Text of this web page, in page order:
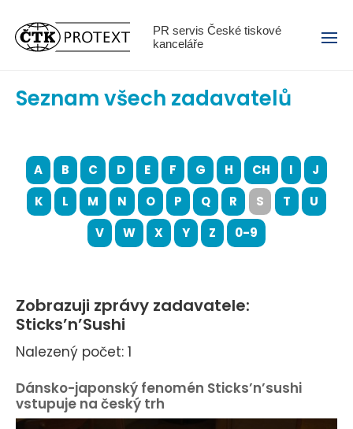
PR servis České tiskové
kanceláře
Menu
Seznam všech zadavatelů
A B C D E F G H CH I
J
K
L M N O P Q R S T
U
V
W X Y Z 0-9
Zobrazuji zprávy zadavatele:
Sticks’n’Sushi
Nalezený počet: 1
Dánsko-japonský fenomén Sticks’n’sushi
vstupuje na český trh